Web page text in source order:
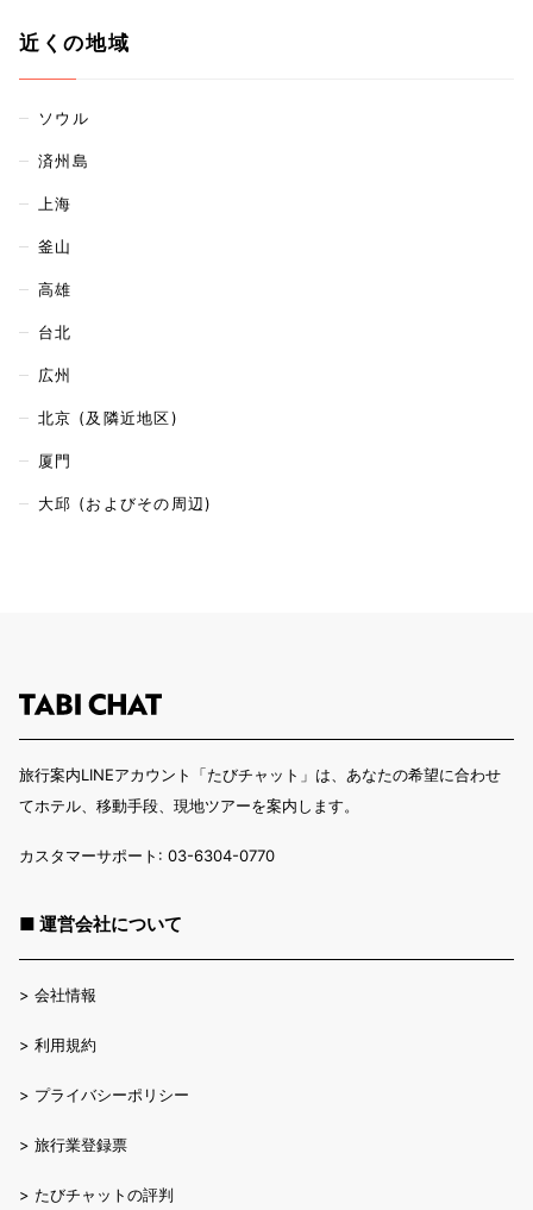
近くの地域
ソウル
済州島
上海
釜山
高雄
台北
広州
北京 (及隣近地区)
厦門
大邱 (およびその周辺)
旅行案内LINEアカウント「たびチャット」は、あなたの希望に合わせ
てホテル、移動手段、現地ツアーを案内します。
カスタマーサポート: 03-6304-0770
■ 運営会社について
> 会社情報
> 利用規約
> プライバシーポリシー
> 旅行業登録票
> たびチャットの評判